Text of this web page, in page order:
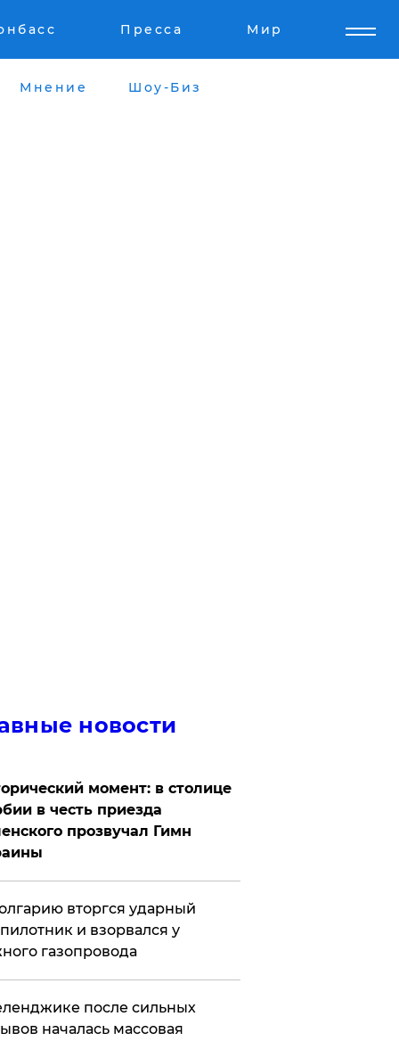
Пресса Мир
Мнение Шоу-Биз
новости
момент: в столице
в честь приезда
прозвучал Гимн
вторгся ударный
и взорвался у
газопровода
после сильных
началась массовая